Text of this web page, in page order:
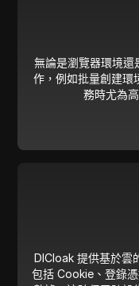
無論是瀏覽器環境還
作，例如批量創建環
務時尤為
DICloak 提供基於雲
包括 Cookie、登錄